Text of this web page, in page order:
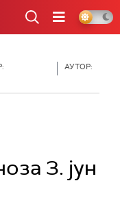
АУТОР:
3. јун